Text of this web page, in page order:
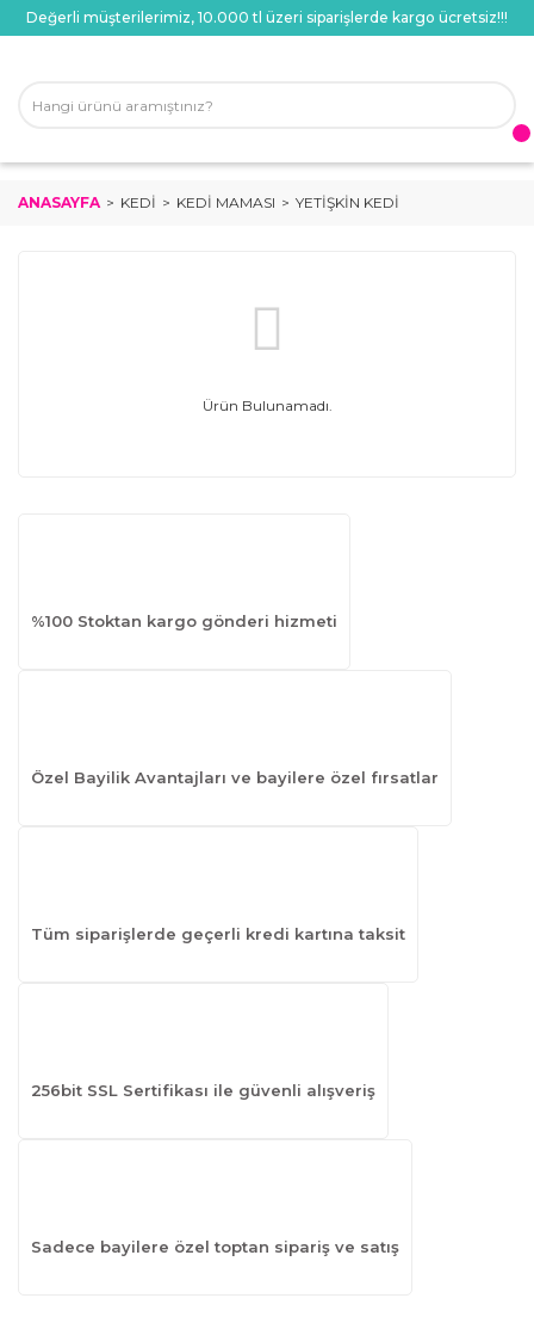
Değerli müşterilerimiz, 10.000 tl üzeri siparişlerde kargo ücretsiz!!!
ANASAYFA KEDI KEDI MAMASI YETIŞKIN KEDI
Ürün Bulunamadı.
%100 Stoktan kargo gönderi hizmeti
Özel Bayilik Avantajları ve bayilere özel fırsatlar
Tüm siparişlerde geçerli kredi kartına taksit
256bit SSL Sertifikası ile güvenli alışveriş
Sadece bayilere özel toptan sipariş ve satış